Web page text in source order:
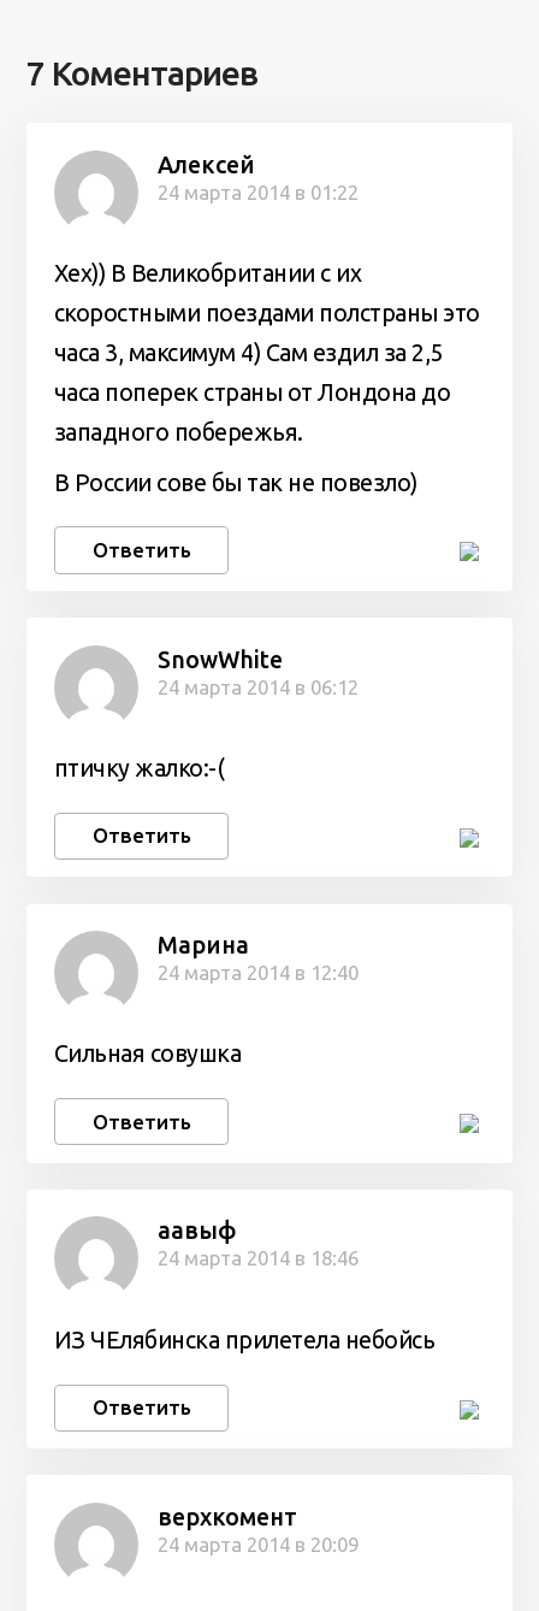
7 Коментариев
Алексей
24 марта 2014 в 01:22
Хех)) В Великобритании с их
скоростными поездами полстраны это
часа 3, максимум 4) Сам ездил за 2,5
часа поперек страны от Лондона до
западного побережья.
В России сове бы так не повезло)
Ответить
SnowWhite
24 марта 2014 в 06:12
птичку жалко:-(
Ответить
Марина
24 марта 2014 в 12:40
Сильная совушка
Ответить
aaвыф
24 марта 2014 в 18:46
ИЗ ЧЕлябинска прилетела небойсь
Ответить
верхкомент
24 марта 2014 в 20:09